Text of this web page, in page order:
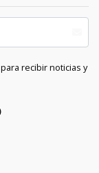
recibir noticias y